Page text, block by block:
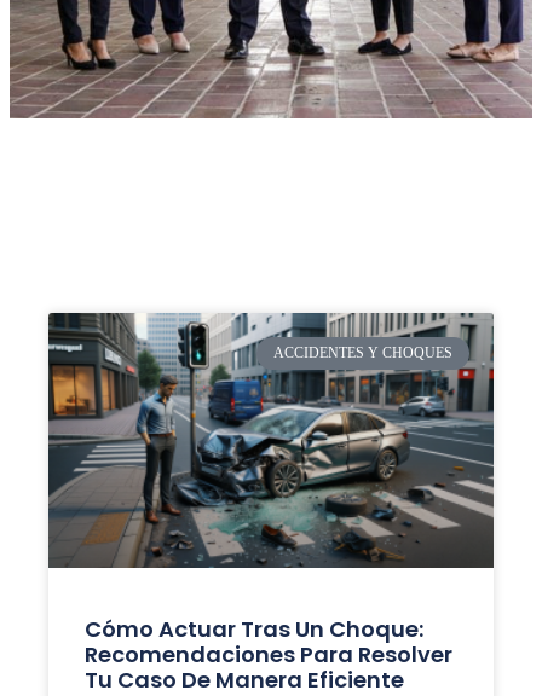
ACCIDENTES Y CHOQUES
Cómo Actuar Tras Un Choque:
Recomendaciones Para Resolver
Tu Caso De Manera Eficiente